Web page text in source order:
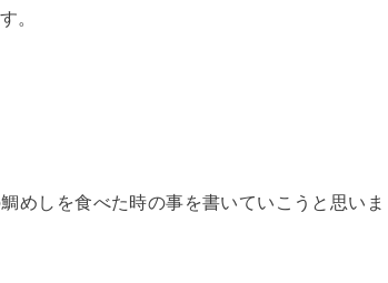
。
しを食べた時の事を書いていこうと思いま